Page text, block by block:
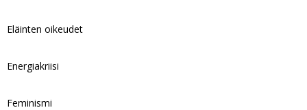
Eläinten oikeudet
Energiakriisi
Feminismi